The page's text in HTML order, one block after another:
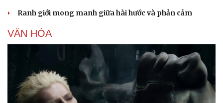
Dinh dưỡng - món ngon
Cây thuốc
Nam khoa
Làm đẹp - giảm cân
Phòng mạch online
Blog
Tình yêu - Gia đình
Ranh giới mong manh giữa hài hước và phản cảm
VĂN HÓA